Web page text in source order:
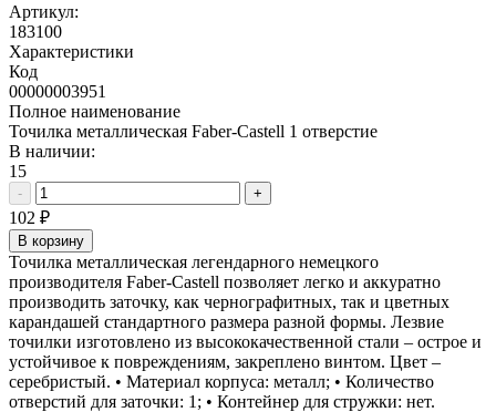
Артикул:
183100
Характеристики
Код
00000003951
Полное наименование
Точилка металлическая Faber-Castell 1 отверстие
В наличии:
15
- +
102 ₽
В корзину
Точилка металлическая легендарного немецкого
производителя Faber-Castell позволяет легко и аккуратно
производить заточку, как чернографитных, так и цветных
карандашей стандартного размера разной формы. Лезвие
точилки изготовлено из высококачественной стали – острое и
устойчивое к повреждениям, закреплено винтом. Цвет –
серебристый. • Материал корпуса: металл; • Количество
отверстий для заточки: 1; • Контейнер для стружки: нет.